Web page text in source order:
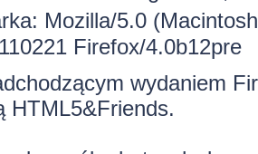
Mozilla/5.0
Firefox/4.0b12pre
wydaniem
HTML5&Friends.